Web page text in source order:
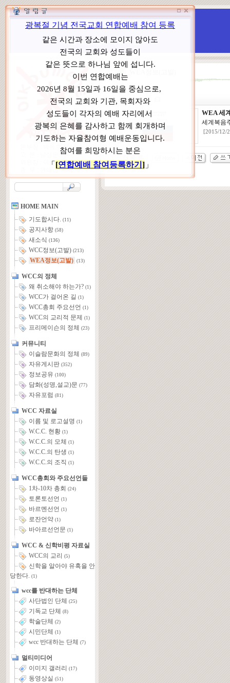
WCC 고발(반대)운동본부
특별 WCC 반대 대책 위원회
본부장 : 박동호 목사
고 문 : 남성운 목사
위원장 : 이상원 목사
총 무 : 권태섭 목사
HOME MAIN
기도합시다. (11)
공지사항 (58)
새소식 (136)
WCC정보(고발) (213)
WEA정보(고발) (13)
WCC의 정체
왜 취소해야 하는가? (1)
WCC가 걸어온 길 (1)
WCC총회 주요선언 (1)
WCC의 교리적 문제 (1)
프리메이슨의 정체 (23)
커뮤니티
이슬람문화의 정체
(89)
자유게시판 (352)
정보공유 (100)
담화(성명,설교)문 (77)
자유포럼 (81)
WCC 자료실
이름 및 로고설명 (1)
W.C.C. 현황 (1)
W.C.C.의 모체 (1)
W.C.C.의 탄생 (1)
W.C.C.의 조직 (1)
WCC총회와 주요선언들
1차-10차 총회 (24)
토론토선언 (1)
바르멘선언 (1)
로잔언약 (1)
바아르선언문 (1)
WCC & 신학비평 자료실
WCC의 교리
(5)
신학을 알아야 유혹을 안
당한다. (1)
wcc를 반대하는 단체
사단법인 단체
(25)
기독교 단체 (8)
학술단체 (2)
시민단체 (1)
wcc 반대하는 단체 (7)
멀티미디어
이미지 갤러리
(17)
동영상실 (51)
WEA 세
세계
[2015/12/